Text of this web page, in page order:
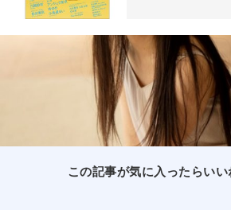
この記事が気に入ったらいい